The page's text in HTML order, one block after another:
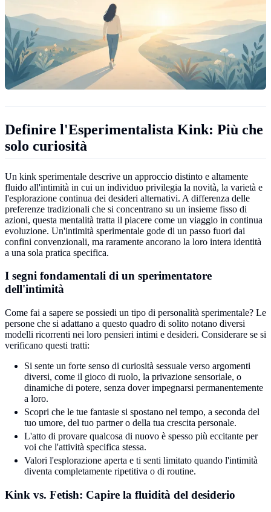
Definire l'Esperimentalista Kink: Più che
solo curiosità
Un kink sperimentale descrive un approccio distinto e altamente
fluido all'intimità in cui un individuo privilegia la novità, la varietà e
l'esplorazione continua dei desideri alternativi. A differenza delle
preferenze tradizionali che si concentrano su un insieme fisso di
azioni, questa mentalità tratta il piacere come un viaggio in continua
evoluzione. Un'intimità sperimentale gode di un passo fuori dai
confini convenzionali, ma raramente ancorano la loro intera identità
a una sola pratica specifica.
I segni fondamentali di un sperimentatore
dell'intimità
Come fai a sapere se possiedi un tipo di personalità sperimentale? Le
persone che si adattano a questo quadro di solito notano diversi
modelli ricorrenti nei loro pensieri intimi e desideri. Considerare se si
verificano questi tratti:
Si sente un forte senso di curiosità sessuale verso argomenti
diversi, come il gioco di ruolo, la privazione sensoriale, o
dinamiche di potere, senza dover impegnarsi permanentemente
a loro.
Scopri che le tue fantasie si spostano nel tempo, a seconda del
tuo umore, del tuo partner o della tua crescita personale.
L'atto di provare qualcosa di nuovo è spesso più eccitante per
voi che l'attività specifica stessa.
Valori l'esplorazione aperta e ti senti limitato quando l'intimità
diventa completamente ripetitiva o di routine.
Kink vs. Fetish: Capire la fluidità del desiderio